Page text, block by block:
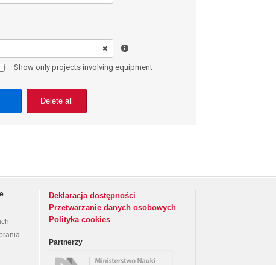
Show only projects involving equipment
Delete all
Deklaracja dostępności
Przetwarzanie danych osobowych
Polityka cookies
Partnerzy